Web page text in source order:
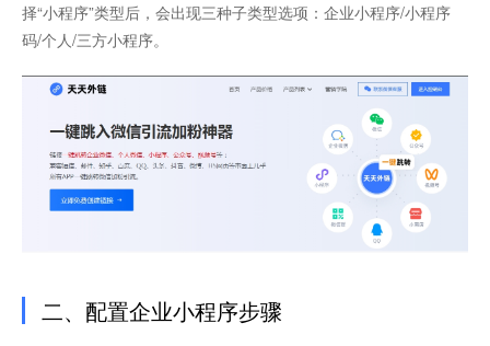
择“小程序”类型后，会出现三种子类型选项：企业小程序/小程序
码/个人/三方小程序。
二、配置企业小程序步骤